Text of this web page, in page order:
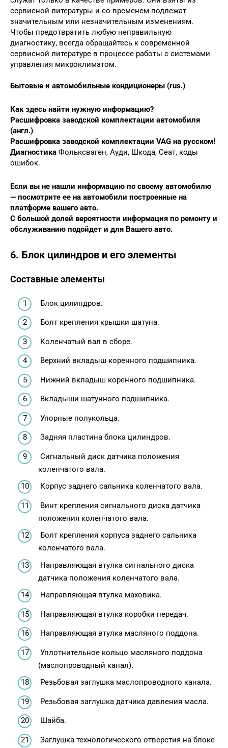
сервисной литературы и со временем подлежат
значительным или незначительным изменениям.
Чтобы предотвратить любую неправильную
диагностику, всегда обращайтесь к современной
сервисной литературе в процессе работы с системами
управления микроклиматом.
Бытовые и автомобильные кондиционеры (rus.)
Как здесь найти нужную информацию?
Расшифровка заводской комплектации автомобиля
(англ.)
Расшифровка заводской комплектации VAG на русском!
Диагностика Фольксваген, Ауди, Шкода, Сеат, коды
ошибок.
Если вы не нашли информацию по своему автомобилю
— посмотрите ее на автомобили построенные на
платформе вашего авто.
С большой долей вероятности информация по ремонту и
обслуживанию подойдет и для Вашего авто.
6. Блок цилиндров и его элементы
Составные элементы
Блок цилиндров.
Болт крепления крышки шатуна.
Коленчатый вал в сборе.
Верхний вкладыш коренного подшипника.
Нижний вкладыш коренного подшипника.
Вкладыши шатунного подшипника.
Упорные полукольца.
Задняя пластина блока цилиндров.
Сигнальный диск датчика положения
коленчатого вала.
Корпус заднего сальника коленчатого вала.
Винт крепления сигнального диска датчика
положения коленчатого вала.
Болт крепления корпуса заднего сальника
коленчатого вала.
Направляющая втулка сигнального диска
датчика положения коленчатого вала.
Направляющая втулка маховика.
Направляющая втулка коробки передач.
Направляющая втулка масляного поддона.
Уплотнительное кольцо масляного поддона
(маслопроводный канал).
Резьбовая заглушка маслопроводного канала.
Резьбовая заглушка датчика давления масла.
Шайба.
Заглушка технологического отверстия на блоке